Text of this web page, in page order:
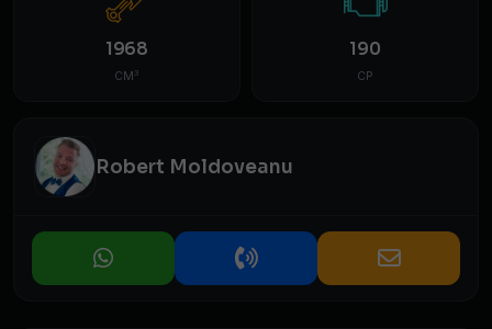
1968
CM 3
190
CP
Robert Moldoveanu